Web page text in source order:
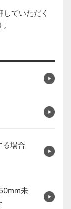
ていただく
る場合
未